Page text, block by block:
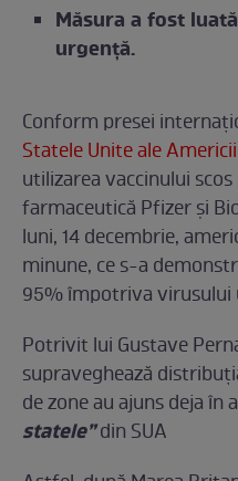
Măsura a fost
urgență.
Conform presei
Statele Unite ale Americii
utilizarea vaccinului
farmaceutică Pfizer și
luni, 14 decembrie,
minune, ce s-a
95% împotriva virusului
Potrivit lui Gustave
supraveghează
de zone au ajuns deja în
statele”din SUA